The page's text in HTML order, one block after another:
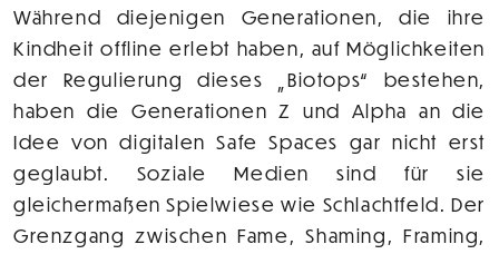
Während diejenigen Generationen, die ihre
Kindheit offline erlebt haben, auf Möglichkeiten
der Regulierung dieses „Biotops“ bestehen,
haben die Generationen Z und Alpha an die
Idee von digitalen Safe Spaces gar nicht erst
geglaubt. Soziale Medien sind für sie
gleichermaßen Spielwiese wie Schlachtfeld. Der
Grenzgang zwischen Fame, Shaming, Framing,